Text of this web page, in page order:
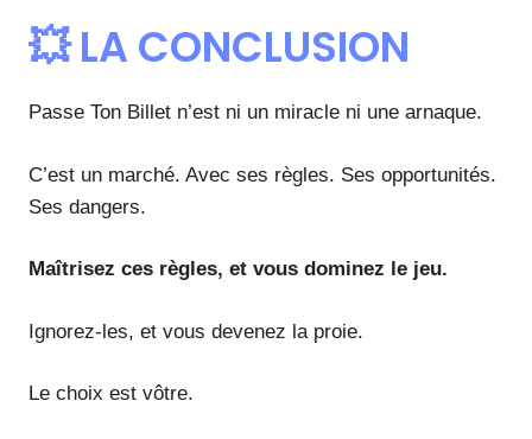
💥 LA CONCLUSION
Passe Ton Billet n’est ni un miracle ni une arnaque.
C’est un marché. Avec ses règles. Ses opportunités.
Ses dangers.
Maîtrisez ces règles, et vous dominez le jeu.
Ignorez-les, et vous devenez la proie.
Le choix est vôtre.